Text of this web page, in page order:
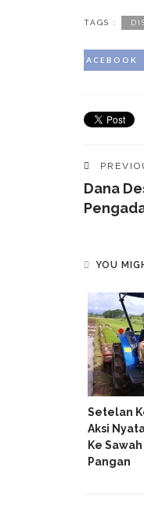
TAGS :
FACEBOOK
Dana
YOU
Setelan
Aksi
Ke
Pangan